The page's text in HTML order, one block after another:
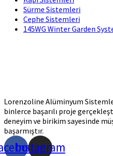
Sürme Sistemleri
Cephe Sistemleri
145WG Winter Garden
Lorenzoline Alüminyum
binlerce başarılı proje
deneyim ve birikim sayesinde
başarmıştır.
Instagram